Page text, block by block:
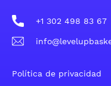
+1 302 498 83 67
Política de privacidad